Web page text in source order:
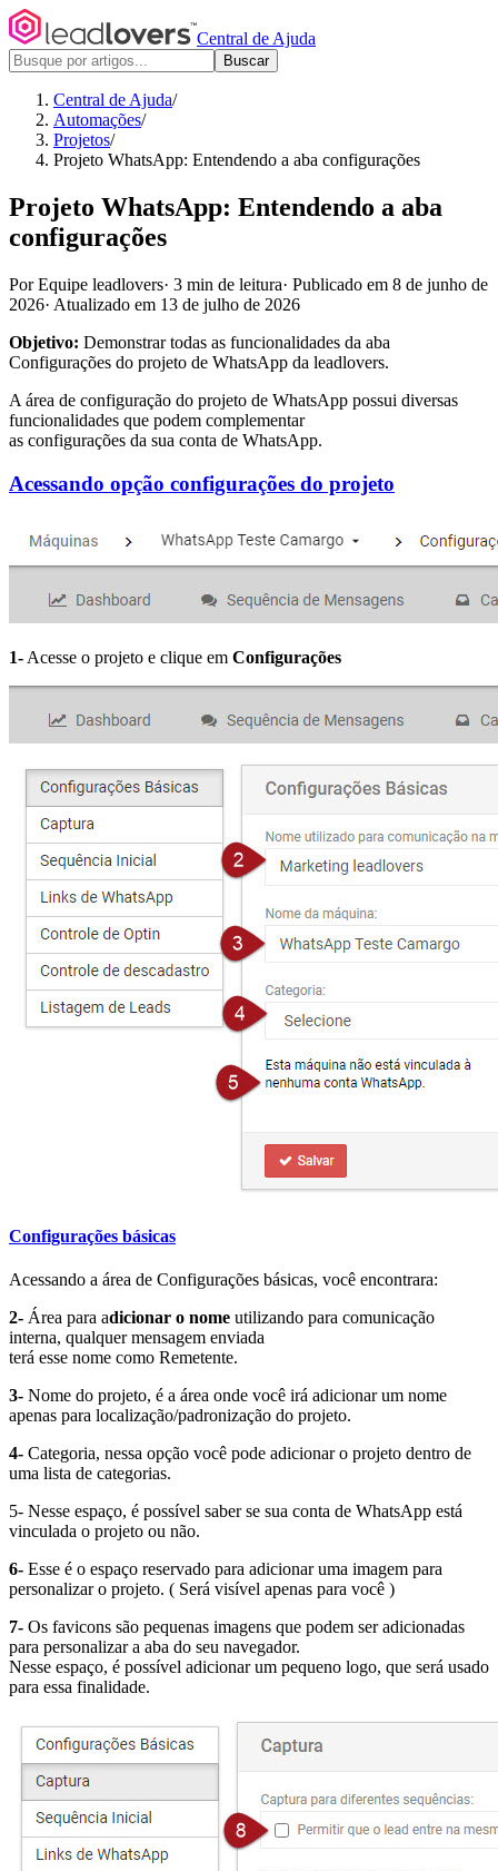
Central de Ajuda
Buscar
Central de Ajuda/
Automações/
Projetos/
Projeto WhatsApp: Entendendo a aba configurações
Projeto WhatsApp: Entendendo a aba
configurações
Por Equipe leadlovers· 3 min de leitura· Publicado em 8 de junho de
2026· Atualizado em 13 de julho de 2026
Objetivo: Demonstrar todas as funcionalidades da aba
Configurações do projeto de WhatsApp da leadlovers.
A área de configuração do projeto de WhatsApp possui diversas
funcionalidades que podem complementar
as configurações da sua conta de WhatsApp.
Acessando opção configurações do projeto
1- Acesse o projeto e clique em Configurações
Configurações básicas
Acessando a área de Configurações básicas, você encontrara:
2- Área para adicionar o nome utilizando para comunicação
interna, qualquer mensagem enviada
terá esse nome como Remetente.
3- Nome do projeto, é a área onde você irá adicionar um nome
apenas para localização/padronização do projeto.
4- Categoria, nessa opção você pode adicionar o projeto dentro de
uma lista de categorias.
5- Nesse espaço, é possível saber se sua conta de WhatsApp está
vinculada o projeto ou não.
6- Esse é o espaço reservado para adicionar uma imagem para
personalizar o projeto. ( Será visível apenas para você )
7- Os favicons são pequenas imagens que podem ser adicionadas
para personalizar a aba do seu navegador.
Nesse espaço, é possível adicionar um pequeno logo, que será usado
para essa finalidade.